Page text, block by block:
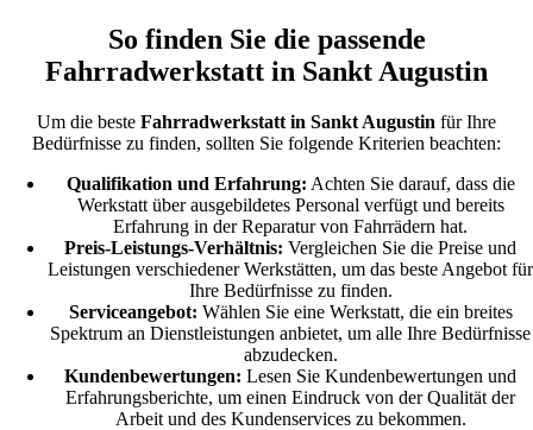
So finden Sie die passende
Fahrradwerkstatt in Sankt Augustin
Um die beste Fahrradwerkstatt in Sankt Augustin für Ihre
Bedürfnisse zu finden, sollten Sie folgende Kriterien beachten:
Qualifikation und Erfahrung: Achten Sie darauf, dass die
Werkstatt über ausgebildetes Personal verfügt und bereits
Erfahrung in der Reparatur von Fahrrädern hat.
Preis-Leistungs-Verhältnis: Vergleichen Sie die Preise und
Leistungen verschiedener Werkstätten, um das beste Angebot für
Ihre Bedürfnisse zu finden.
Serviceangebot: Wählen Sie eine Werkstatt, die ein breites
Spektrum an Dienstleistungen anbietet, um alle Ihre Bedürfnisse
abzudecken.
Kundenbewertungen: Lesen Sie Kundenbewertungen und
Erfahrungsberichte, um einen Eindruck von der Qualität der
Arbeit und des Kundenservices zu bekommen.